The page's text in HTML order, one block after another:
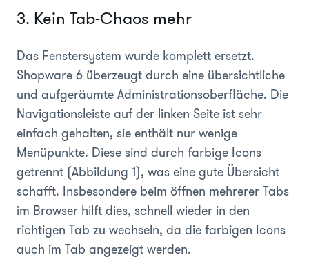
3. Kein Tab-Chaos mehr
Das Fenstersystem wurde komplett ersetzt.
Shopware 6 überzeugt durch eine übersichtliche
und aufgeräumte Administrationsoberfläche. Die
Navigationsleiste auf der linken Seite ist sehr
einfach gehalten, sie enthält nur wenige
Menüpunkte. Diese sind durch farbige Icons
getrennt (Abbildung 1), was eine gute Übersicht
schafft. Insbesondere beim öffnen mehrerer Tabs
im Browser hilft dies, schnell wieder in den
richtigen Tab zu wechseln, da die farbigen Icons
auch im Tab angezeigt werden.